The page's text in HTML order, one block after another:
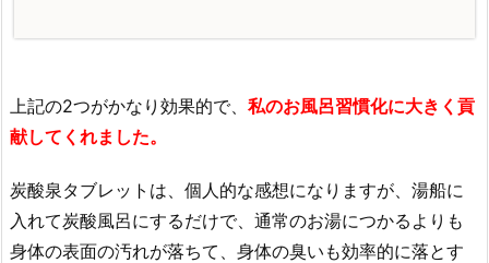
上記の2つがかなり効果的で、 私のお風呂習慣化に大きく貢
献してくれました。
炭酸泉タブレットは、個人的な感想になりますが、湯船に
入れて炭酸風呂にするだけで、通常のお湯につかるよりも
身体の表面の汚れが落ちて、身体の臭いも効率的に落とす